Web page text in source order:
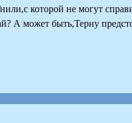
которой не могут
А может быть,Терну